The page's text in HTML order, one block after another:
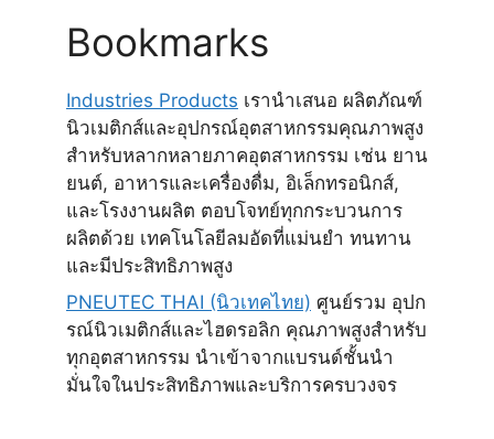
Bookmarks
Industries Products เรานำเสนอ ผลิตภัณฑ์
นิวเมติกส์และอุปกรณ์อุตสาหกรรมคุณภาพสูง
สำหรับหลากหลายภาคอุตสาหกรรม เช่น ยาน
ยนต์, อาหารและเครื่องดื่ม, อิเล็กทรอนิกส์,
และโรงงานผลิต ตอบโจทย์ทุกกระบวนการ
ผลิตด้วย เทคโนโลยีลมอัดที่แม่นยำ ทนทาน
และมีประสิทธิภาพสูง
PNEUTEC THAI (นิวเทคไทย) ศูนย์รวม อุปก
รณ์นิวเมติกส์และไฮดรอลิก คุณภาพสูงสำหรับ
ทุกอุตสาหกรรม นำเข้าจากแบรนด์ชั้นนำ
มั่นใจในประสิทธิภาพและบริการครบวงจร